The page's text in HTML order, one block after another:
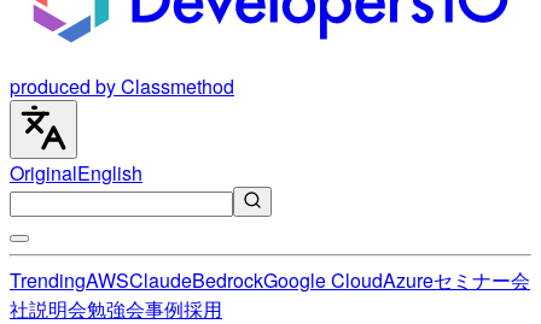
produced by Classmethod
OriginalEnglish
TrendingAWSClaudeBedrockGoogle CloudAzureセミナー会
社説明会勉強会事例採用